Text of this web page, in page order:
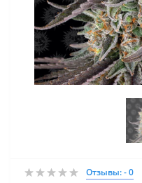
Отзывы: - 0